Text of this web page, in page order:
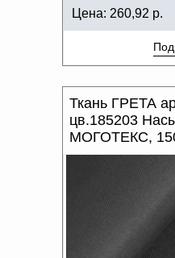
Цена: 260,92 р.
Ткань ГРЕТА
цв.185203
МОГОТЕКС,